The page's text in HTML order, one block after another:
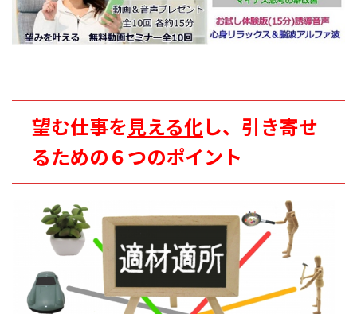
望む仕事を見える化し、引き寄せ
るための６つのポイント